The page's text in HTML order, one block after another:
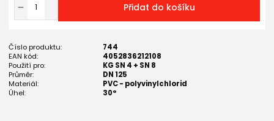
Přidat do košíku
Číslo produktu:
744
EAN kód:
4052836212108
Použití pro:
KG SN 4 + SN 8
Průměr:
DN 125
Materiál:
PVC - polyvinylchlorid
Úhel:
30°